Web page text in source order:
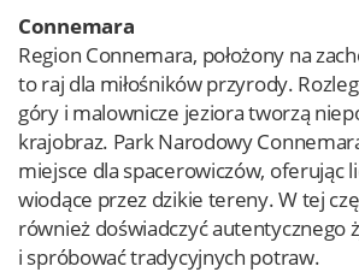
Connemara
Region Connemara, położony na
to raj dla miłośników przyrody.
góry i malownicze jeziora tworzą
krajobraz. Park Narodowy
miejsce dla spacerowiczów, oferując
wiodące przez dzikie tereny. W tej
również doświadczyć autentycznego
i spróbować tradycyjnych potraw.